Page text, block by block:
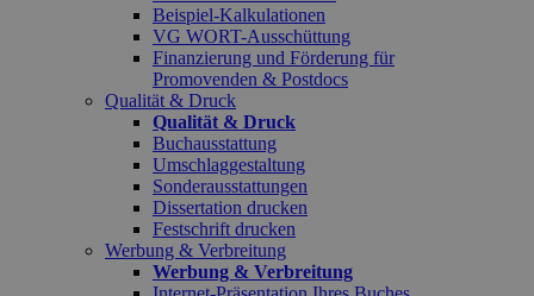
Beispiel-Kalkulationen
VG WORT-Ausschüttung
Finanzierung und Förderung für
Promovenden & Postdocs
Qualität & Druck
Qualität & Druck
Buchausstattung
Umschlaggestaltung
Sonderausstattungen
Dissertation drucken
Festschrift drucken
Werbung & Verbreitung
Werbung & Verbreitung